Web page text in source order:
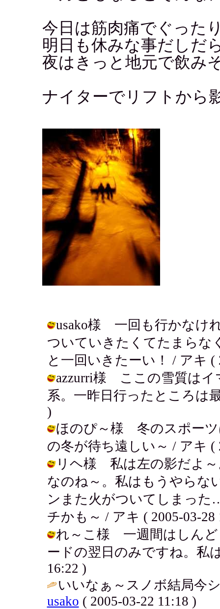
今日は筋肉痛でぐった
明日も休みな事だしだ
夜はきっと地元で飲み
ナイターでリフトから
usako様 一回も行かなけ
ついていきたくてたまらな
と一回いきたーい！ / アキ (
azzurri様 ここの雪質はイ
系。一昨日行ったところは
)
ほのぴ～様 冬のスポーツ
の冬が待ち遠しい～ / アキ (
リヘ様 私は左の影だよ～
なのね～。私はもうやらな
ンまた火がついてしまっ
チかも～ / アキ ( 2005-03-28
れ～こ様 一週間はしんど
ードの翌日のみですね。私
16:22 )
いいなぁ～スノボ結局今
usako ( 2005-03-22 11:18 )